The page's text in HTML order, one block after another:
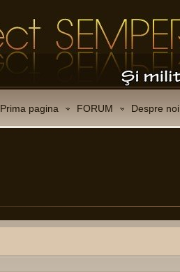
Prima pagina FORUM Despre noi